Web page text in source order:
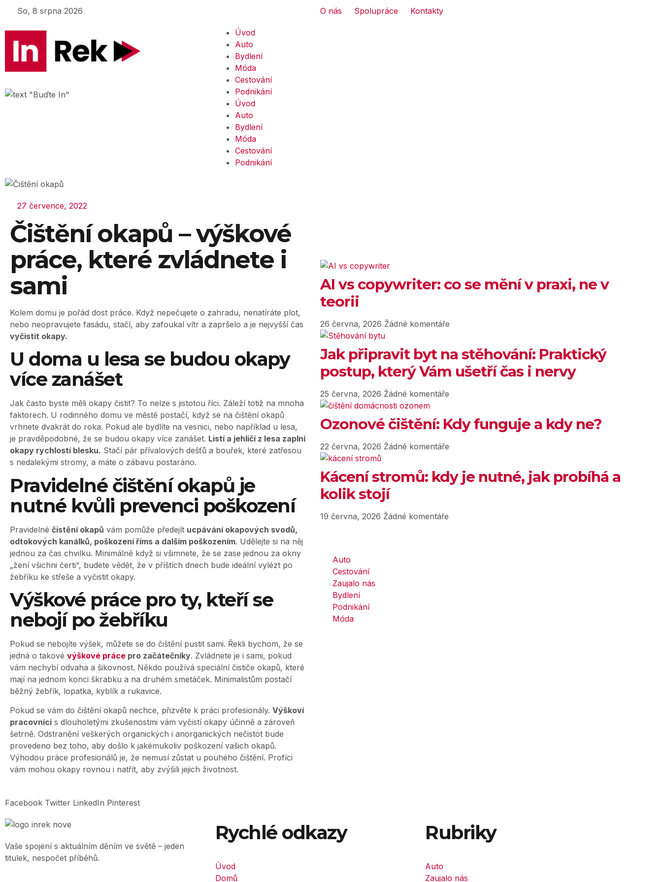
So, 8 srpna 2026 O nás Spolupráce Kontakty
Úvod
Auto
Bydlení
Móda
Cestování
Podnikání
Úvod
Auto
Bydlení
Móda
Cestování
Podnikání
27 července, 2022
Čištění okapů – výškové
práce, které zvládnete i
sami
Kolem domu je pořád dost práce. Když nepečujete o zahradu, nenatíráte plot,
nebo neopravujete fasádu, stačí, aby zafoukal vítr a zapršelo a je nejvyšší čas
vyčistit okapy.
U doma u lesa se budou okapy
více zanášet
Jak často byste měli okapy čistit? To nelze s jistotou říci. Záleží totiž na mnoha
faktorech. U rodinného domu ve městě postačí, když se na čištění okapů
vrhnete dvakrát do roka. Pokud ale bydlíte na vesnici, nebo například u lesa,
je pravděpodobné, že se budou okapy více zanášet. Listí a jehličí z lesa zaplní
okapy rychlostí blesku. Stačí pár přívalových dešťů a bouřek, které zatřesou
s nedalekými stromy, a máte o zábavu postaráno.
Pravidelné čištění okapů je
nutné kvůli prevenci poškození
Pravidelné čistění okapů vám pomůže předejít ucpávání okapových svodů,
odtokových kanálků, poškození říms a dalším poškozením. Udělejte si na něj
jednou za čas chvilku. Minimálně když si všimnete, že se zase jednou za okny
„žení všichni čerti“, budete vědět, že v příštích dnech bude ideální vylézt po
žebříku ke střeše a vyčistit okapy.
Výškové práce pro ty, kteří se
nebojí po žebříku
Pokud se nebojíte výšek, můžete se do čištění pustit sami. Řekli bychom, že se
jedná o takové výškové práce pro začátečníky. Zvládnete je i sami, pokud
vám nechybí odvaha a šikovnost. Někdo používá speciální čističe okapů, které
mají na jednom konci škrabku a na druhém smetáček. Minimalistům postačí
běžný žebřík, lopatka, kyblík a rukavice.
Pokud se vám do čištění okapů nechce, přizvěte k práci profesionály. Výškoví
pracovníci s dlouholetými zkušenostmi vám vyčistí okapy účinně a zároveň
šetrně. Odstranění veškerých organických i anorganických nečistot bude
provedeno bez toho, aby došlo k jakémukoliv poškození vašich okapů.
Výhodou práce profesionálů je, že nemusí zůstat u pouhého čištění. Profíci
vám mohou okapy rovnou i natřít, aby zvýšili jejich životnost.
Facebook Twitter LinkedIn Pinterest
AI vs copywriter: co se mění v praxi, ne v
teorii
26 června, 2026 Žádné komentáře
Jak připravit byt na stěhování: Praktický
postup, který Vám ušetří čas i nervy
25 června, 2026 Žádné komentáře
Ozonové čištění: Kdy funguje a kdy ne?
22 června, 2026 Žádné komentáře
Kácení stromů: kdy je nutné, jak probíhá a
kolik stojí
19 června, 2026 Žádné komentáře
Auto
Cestování
Zaujalo nás
Bydlení
Podnikání
Móda
Vaše spojení s aktuálním děním ve světě – jeden
titulek, nespočet příběhů.
Rychlé odkazy
Úvod
Domů
Rubriky
Auto
Zaujalo nás